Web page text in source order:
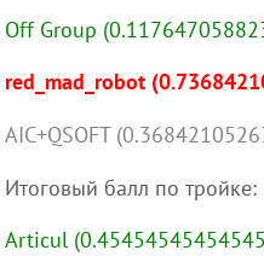
Off Group
red_mad_robot
AIC+QSOFT
Итоговый балл по тройке:
Articul